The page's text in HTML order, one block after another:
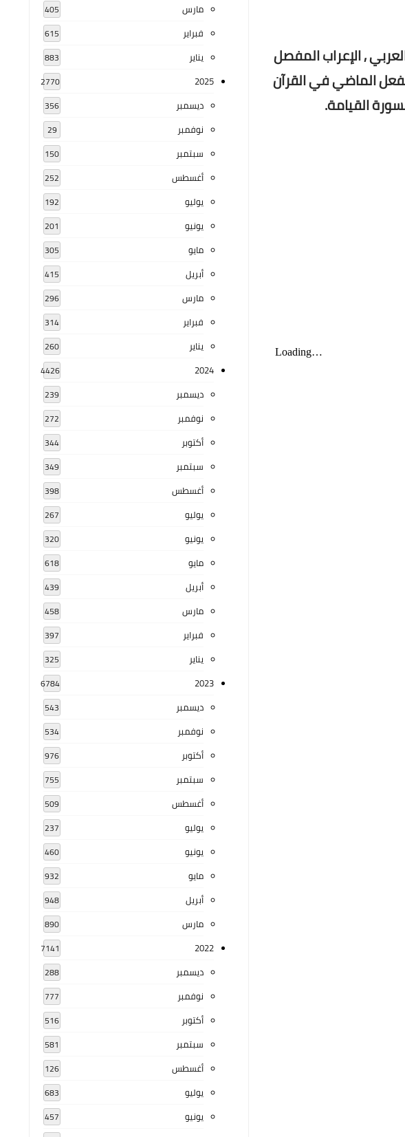
, الإعراب المفصل
الماضي في القرآن
القيامة.
مارس 405
فبراير 615
يناير 883
2025
2770
ديسمبر 356
نوفمبر 29
سبتمبر 150
أغسطس 252
يوليو 192
يونيو 201
مايو 305
أبريل 415
مارس 296
فبراير 314
يناير 260
2024
4426
ديسمبر 239
نوفمبر 272
أكتوبر 344
سبتمبر 349
أغسطس 398
يوليو 267
يونيو 320
مايو 618
أبريل 439
مارس 458
فبراير 397
يناير 325
2023
6784
ديسمبر 543
نوفمبر 534
أكتوبر 976
سبتمبر 755
أغسطس 509
يوليو 237
يونيو 460
مايو 932
أبريل 948
مارس 890
2022
7141
ديسمبر 288
نوفمبر 777
أكتوبر 516
سبتمبر 581
أغسطس 126
يوليو 683
يونيو 457